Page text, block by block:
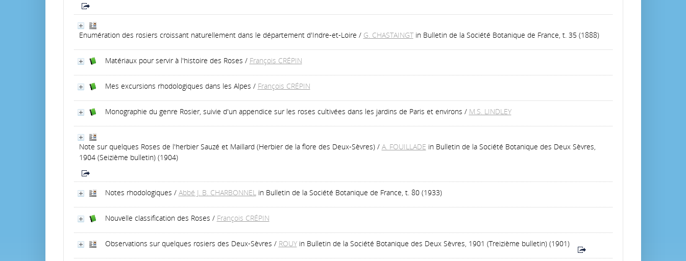
Enumération des rosiers croissant naturellement dans le département d'Indre-et-Loire / G. CHASTAINGT in Bulletin de la Société Botanique de France, t. 35 (1888)
Matériaux pour servir à l'histoire des Roses / François CRÉPIN
Mes excursions rhodologiques dans les Alpes / François CRÉPIN
Monographie du genre Rosier, suivie d'un appendice sur les roses cultivées dans les jardins de Paris et environs / M.S. LINDLEY
Note sur quelques Roses de l'herbier Sauzé et Maillard (Herbier de la flore des Deux-Sèvres)/ A. FOUILLADE in Bulletin de la Société Botanique des Deux Sèvres,
1904 (Seizième bulletin) (1904)
Notes rhodologiques / Abbé J. B. CHARBONNEL in Bulletin de la Société Botanique de France, t. 80 (1933)
Nouvelle classification des Roses / François CRÉPIN
Observations sur quelques rosiers des Deux-Sèvres / ROUY in Bulletin de la Société Botanique des Deux Sèvres, 1901 (Treizième bulletin) (1901)